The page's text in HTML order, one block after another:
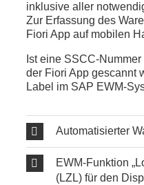
inklusive aller
Zur Erfassung des
Fiori App auf mobilen
Ist eine SSCC-
der Fiori App gescannt
Label im SAP EWM-
Automatisierter
EWM-Funktion
(LZL) für den